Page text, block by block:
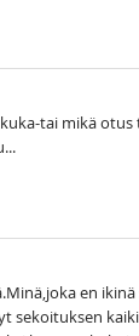
tai mikä otus
en
sekoituksen